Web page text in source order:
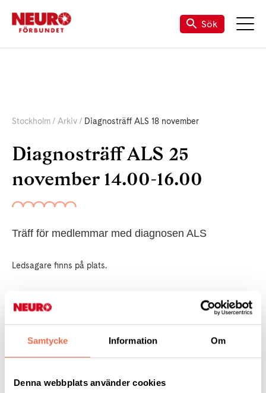
Samtycke Information Om
Denna webbplats använder cookies
Sök
Stockholm Arkiv Diagnosträff ALS 18 november
Diagnosträff ALS 25
november 14.00-16.00
Träff för medlemmar med diagnosen ALS
Ledsagare finns på plats.
Kaffe och kaka 10 kr.
Välkomna!